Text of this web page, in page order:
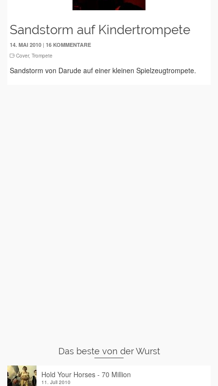
Sandstorm auf Kindertrompete
14. MAI 2010 | 16 KOMMENTARE
Cover, Trompete
Sandstorm von Darude auf einer kleinen Spielzeugtrompete.
Das beste von der Wurst
Hold Your Horses - 70 Million
11. Juli 2010